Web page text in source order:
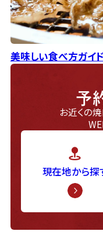
美味しい食べ方ガイド
予
お近くの
現在地から探